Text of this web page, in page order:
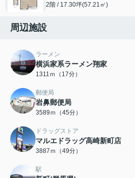
2階 / 17.30坪(57.21㎡)
周辺施設
ラーメン
横浜家系ラーメン翔家
1311ｍ（17分）
郵便局
岩鼻郵便局
3589ｍ（45分）
ドラッグストア
マルエドラッグ高崎新町店
3887ｍ（49分）
駅